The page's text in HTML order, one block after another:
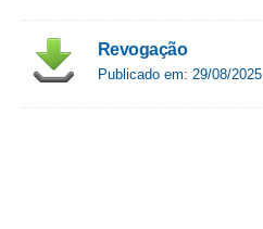
Revogação
Publicado em: 29/08/2025